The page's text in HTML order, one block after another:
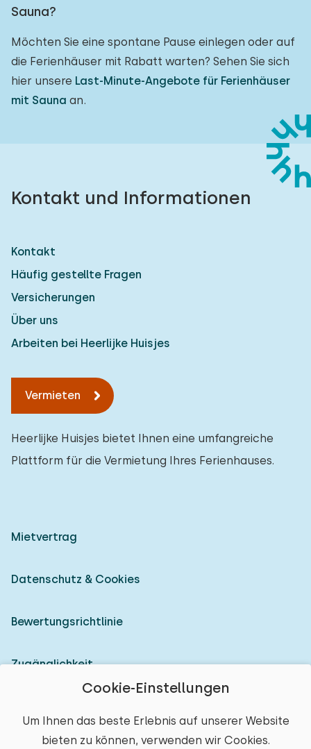
Cookie-Einstellungen
Um Ihnen das beste Erlebnis auf unserer Website
bieten zu können, verwenden wir Cookies.
Sauna?
Möchten Sie eine spontane Pause einlegen oder auf
die Ferienhäuser mit Rabatt warten? Sehen Sie sich
hier unsere Last-Minute-Angebote für Ferienhäuser
mit Sauna an.
Kontakt und Informationen
Kontakt
Häufig gestellte Fragen
Versicherungen
Über uns
Arbeiten bei Heerlijke Huisjes
Vermieten
Heerlijke Huisjes bietet Ihnen eine umfangreiche
Plattform für die Vermietung Ihres Ferienhauses.
Mietvertrag
Datenschutz & Cookies
Bewertungsrichtlinie
Zugänglichkeit